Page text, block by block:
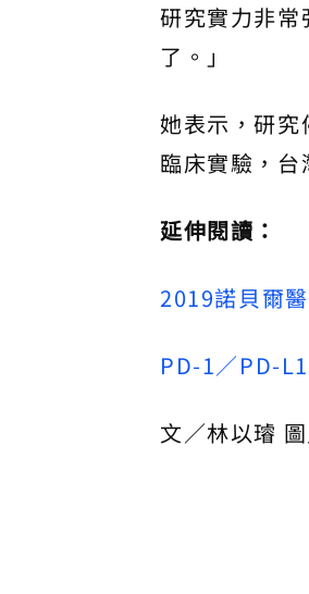
研究實力非
了。」
她表示，研
臨床實驗，台
延伸閱讀：
2019諾貝爾
PD-1／PD-
文／林以璿